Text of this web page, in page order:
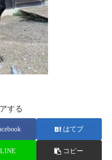
する
はてブ
LINE コピー